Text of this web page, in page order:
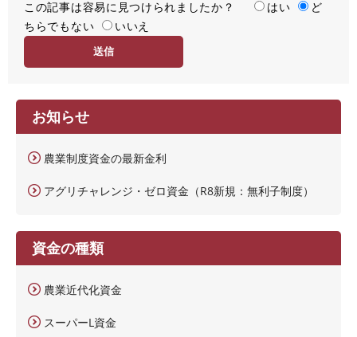
度
容
易
この記事は容易に見つけられましたか？ はい
ど
ちらでもない
いいえ
お知らせ
農業制度資金の最新金利
アグリチャレンジ・ゼロ資金（R8新規：無利子制度）
資金の種類
農業近代化資金
スーパーL資金